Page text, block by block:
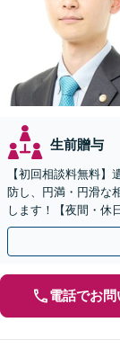
生前贈与
【初回相談料無料
防し、円満・円滑な
します！【夜間・休
ピーディーにまごこ
電話でお